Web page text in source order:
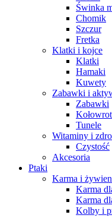
Świnka
Chomik
Szczur
Fretka
Klatki i kojce
Klatki
Hamaki
Kuwety
Zabawki i
Zabawki
Tunele
Witaminy i
Czystość
Akcesoria
Ptaki
Karma i
Karma
Karma
Kolby i